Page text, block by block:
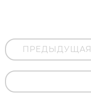
ПРЕДЫДУЩАЯ